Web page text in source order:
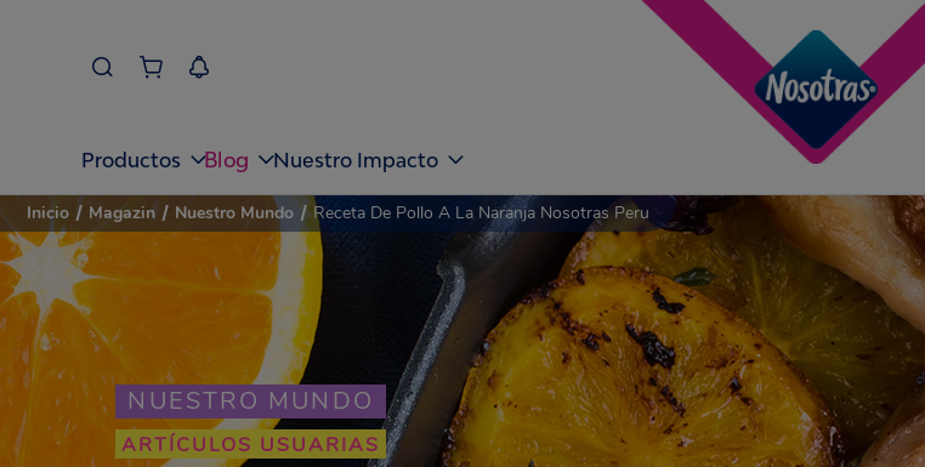
Productos Blog Nuestro Impacto
NUESTRO MUNDO
ARTÍCULOS USUARIAS
Inicio / Magazin / Nuestro Mundo / Receta De Pollo A La Naranja Nosotras Peru